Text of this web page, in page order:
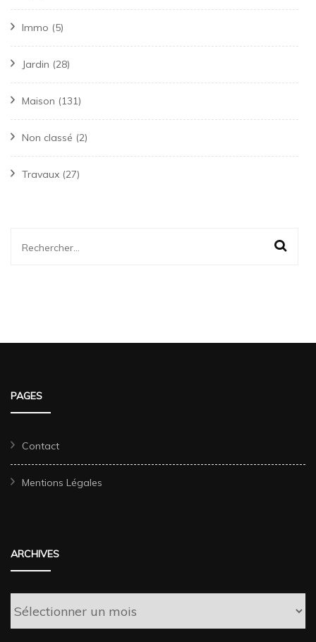
Immo (5)
Jardin (28)
Maison (131)
Non classé (2)
Travaux (27)
Rechercher :
PAGES
Contact
Mentions Légales
ARCHIVES
Archives